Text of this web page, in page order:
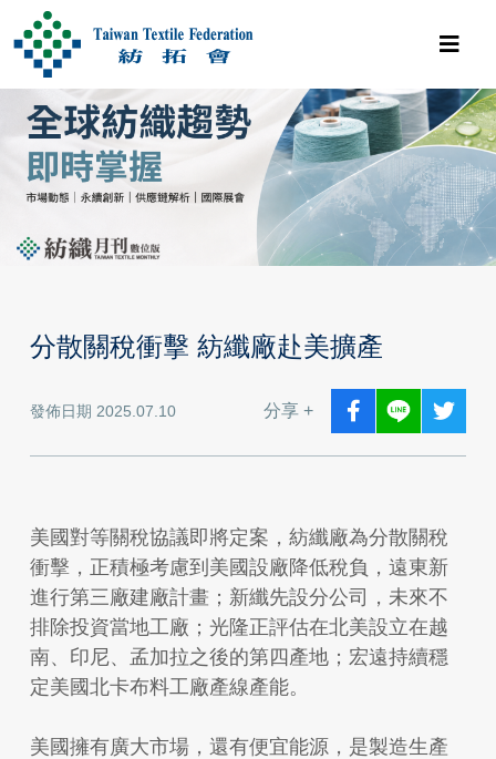
分散關稅衝擊 紡纖廠赴美擴產
發佈日期 2025.07.10 分享 +
美國對等關稅協議即將定案，紡纖廠為分散關稅
衝擊，正積極考慮到美國設廠降低稅負，遠東新
進行第三廠建廠計畫；新纖先設分公司，未來不
排除投資當地工廠；光隆正評估在北美設立在越
南、印尼、孟加拉之後的第四產地；宏遠持續穩
定美國北卡布料工廠產線產能。
美國擁有廣大市場，還有便宜能源，是製造生產